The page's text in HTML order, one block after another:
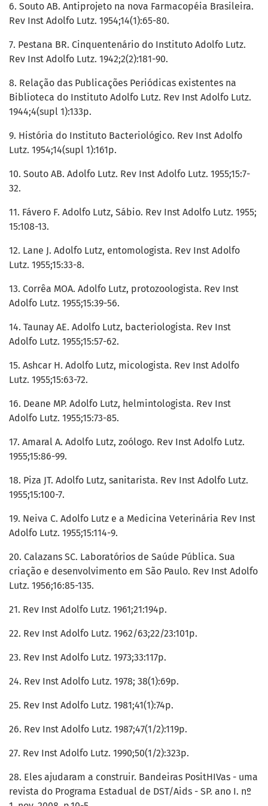
6. Souto AB. Antiprojeto na nova Farmacopéia Brasileira.
Rev Inst Adolfo Lutz. 1954;14(1):65-80.
7. Pestana BR. Cinquentenário do Instituto Adolfo Lutz.
Rev Inst Adolfo Lutz. 1942;2(2):181-90.
8. Relação das Publicações Periódicas existentes na
Biblioteca do Instituto Adolfo Lutz. Rev Inst Adolfo Lutz.
1944;4(supl 1):133p.
9. História do Instituto Bacteriológico. Rev Inst Adolfo
Lutz. 1954;14(supl 1):161p.
10. Souto AB. Adolfo Lutz. Rev Inst Adolfo Lutz. 1955;15:7-
32.
11. Fávero F. Adolfo Lutz, Sábio. Rev Inst Adolfo Lutz. 1955;
15:108-13.
12. Lane J. Adolfo Lutz, entomologista. Rev Inst Adolfo
Lutz. 1955;15:33-8.
13. Corrêa MOA. Adolfo Lutz, protozoologista. Rev Inst
Adolfo Lutz. 1955;15:39-56.
14. Taunay AE. Adolfo Lutz, bacteriologista. Rev Inst
Adolfo Lutz. 1955;15:57-62.
15. Ashcar H. Adolfo Lutz, micologista. Rev Inst Adolfo
Lutz. 1955;15:63-72.
16. Deane MP. Adolfo Lutz, helmintologista. Rev Inst
Adolfo Lutz. 1955;15:73-85.
17. Amaral A. Adolfo Lutz, zoólogo. Rev Inst Adolfo Lutz.
1955;15:86-99.
18. Piza JT. Adolfo Lutz, sanitarista. Rev Inst Adolfo Lutz.
1955;15:100-7.
19. Neiva C. Adolfo Lutz e a Medicina Veterinária Rev Inst
Adolfo Lutz. 1955;15:114-9.
20. Calazans SC. Laboratórios de Saúde Pública. Sua
criação e desenvolvimento em São Paulo. Rev Inst Adolfo
Lutz. 1956;16:85-135.
21. Rev Inst Adolfo Lutz. 1961;21:194p.
22. Rev Inst Adolfo Lutz. 1962/63;22/23:101p.
23. Rev Inst Adolfo Lutz. 1973;33:117p.
24. Rev Inst Adolfo Lutz. 1978; 38(1):69p.
25. Rev Inst Adolfo Lutz. 1981;41(1):74p.
26. Rev Inst Adolfo Lutz. 1987;47(1/2):119p.
27. Rev Inst Adolfo Lutz. 1990;50(1/2):323p.
28. Eles ajudaram a construir. Bandeiras PositHIVas - uma
revista do Programa Estadual de DST/Aids - SP. ano I. nº